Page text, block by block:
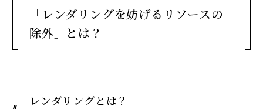
「レンダリングを妨げるリソースの
除外」とは？
レンダリングとは？